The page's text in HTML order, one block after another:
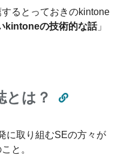
るとっておきのkintone
kintoneの技術的な話」
とは？
に取り組むSEの方々が
と。